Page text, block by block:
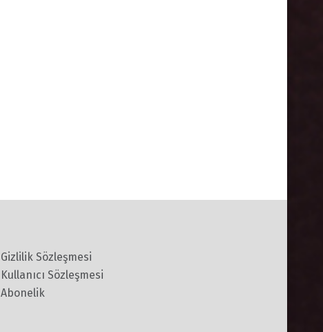
Gizlilik Sözleşmesi
Kullanıcı Sözleşmesi
Abonelik